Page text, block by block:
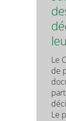
Le
de
Le